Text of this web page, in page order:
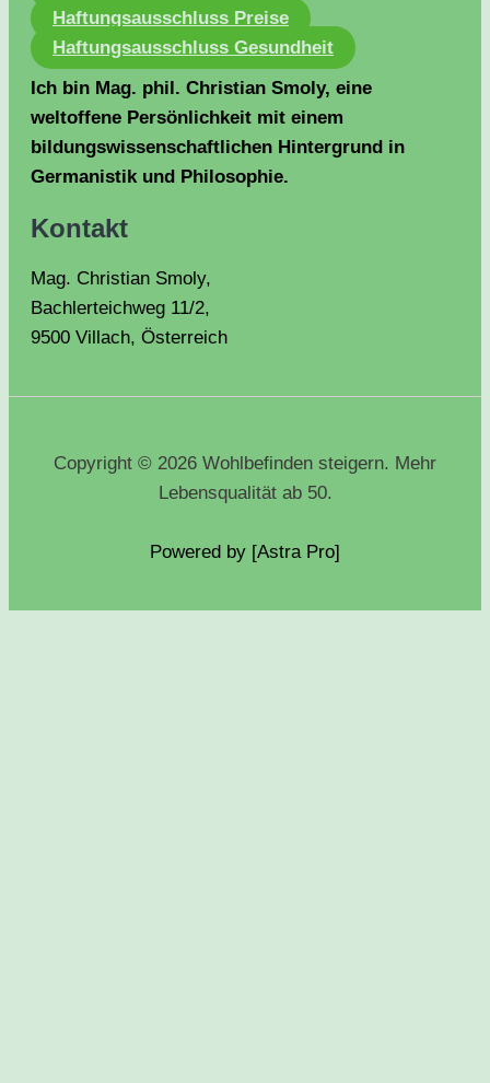
Haftungsausschluss Preise
Haftungsausschluss Gesundheit
Ich bin Mag. phil. Christian Smoly, eine
weltoffene Persönlichkeit mit einem
bildungswissenschaftlichen Hintergrund in
Germanistik und Philosophie.
Kontakt
Mag. Christian Smoly,
Bachlerteichweg 11/2,
9500 Villach, Österreich
Copyright © 2026 Wohlbefinden steigern. Mehr
Lebensqualität ab 50.
Powered by [Astra Pro]